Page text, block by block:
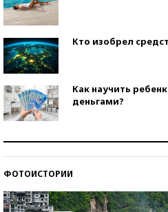
Кто изобрел
Как научить
деньгами?
ФОТОИСТОРИИ